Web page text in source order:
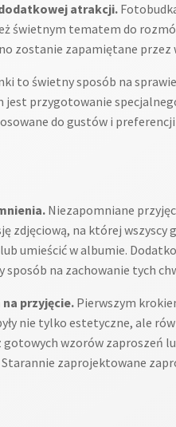
atrakcji.
świetnym tematem do
zostanie zapamiętane przez
to świetny sposób na
przygotowanie
do gustów i preferencji
Niezapomniane
zdjęciową, na której wszyscy
umieścić w albumie.
na zachowanie tych
przyjęcie. Pierwszym
nie tylko estetyczne, ale
wzorów zaproszeń
zaprojektowane